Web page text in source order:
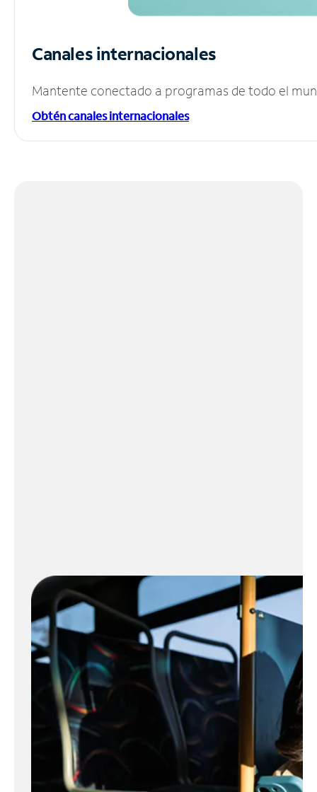
Canales internacionales
Mantente conectado a programas de todo el
Obtén canales internacionales